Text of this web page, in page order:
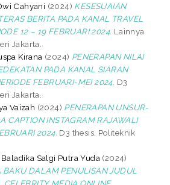
Cahyani (2024) KESESUAIAN
BERITA PADA KANAL TRAVEL
12 – 19 FEBRUARI 2024. Lainnya
Jakarta.
Kirana (2024) PENERAPAN NILAI
PADA KANAL SIARAN
FEBRUARI-MEI 2024. D3
Jakarta.
Vaizah (2024) PENERAPAN UNSUR-
CAPTION INSTAGRAM RAJAWALI
2024. D3 thesis, Politeknik
Baladika Salgi Putra Yuda (2024)
BAKU DALAM PENULISAN JUDUL
CELEBRITY MEDIA ONLINE